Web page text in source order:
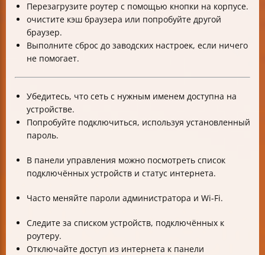
Перезагрузите роутер с помощью кнопки на корпусе.
очистите кэш браузера или попробуйте другой
браузер.
Выполните сброс до заводских настроек, если ничего
не помогает.
Убедитесь, что сеть с нужным именем доступна на
устройстве.
Попробуйте подключиться, используя установленный
пароль.
В панели управления можно посмотреть список
подключённых устройств и статус интернета.
Часто меняйте пароли администратора и Wi-Fi.
Следите за списком устройств, подключённых к
роутеру.
Отключайте доступ из интернета к панели